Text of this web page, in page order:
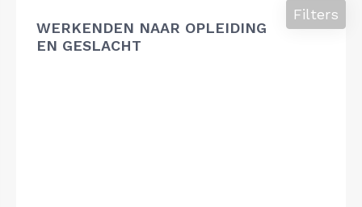
WERKENDEN NAAR OPLEIDING
EN GESLACHT
Filters